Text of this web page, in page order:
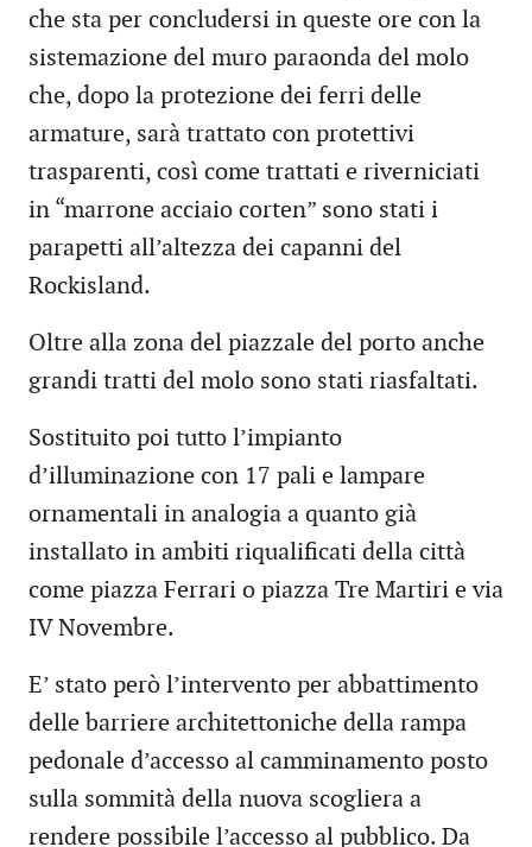
che sta per concludersi in queste ore con la
sistemazione del muro paraonda del molo
che, dopo la protezione dei ferri delle
armature, sarà trattato con protettivi
trasparenti, così come trattati e riverniciati
in “marrone acciaio corten” sono stati i
parapetti all’altezza dei capanni del
Rockisland.
Oltre alla zona del piazzale del porto anche
grandi tratti del molo sono stati riasfaltati.
Sostituito poi tutto l’impianto
d’illuminazione con 17 pali e lampare
ornamentali in analogia a quanto già
installato in ambiti riqualificati della città
come piazza Ferrari o piazza Tre Martiri e via
IV Novembre.
E’ stato però l’intervento per abbattimento
delle barriere architettoniche della rampa
pedonale d’accesso al camminamento posto
sulla sommità della nuova scogliera a
rendere possibile l’accesso al pubblico. Da